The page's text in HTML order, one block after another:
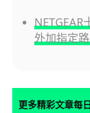
外加指定
更多精彩文章每